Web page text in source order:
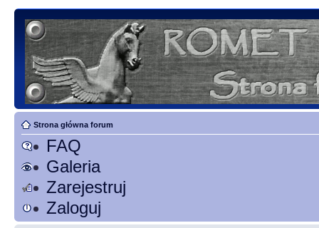
Strona główna forum
FAQ
Galeria
Zarejestruj
Zaloguj